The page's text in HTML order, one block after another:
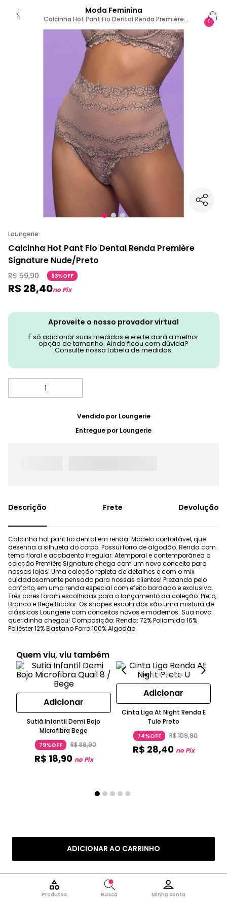
Moda Feminina
Calcinha Hot Pant Fio Dental Renda Première
0
Produtos Busca Minha conta
Loungerie
Calcinha Hot Pant Fio Dental Renda Première
Signature Nude/Preto
R$ 59,90 53%OFF
R$ 28,40no Pix
Aproveite o nosso provador virtual
É só adicionar suas medidas e ele te dará a melhor
opção de tamanho. Ainda ficou com dúvida?
Consulte nossa tabela de medidas.
ADICIONAR AO CARRINHO
Vendido por Loungerie
Entregue por Loungerie
Frete Devolução
Calcinha hot pant fio dental em renda. Modelo confortável, que
desenha a silhueta do corpo. Possui forro de algodão. Renda com
tema floral e acabaento irregular. Atemporal e contemporânea a
coleção Première Signature chega com um novo conceito para
nossas lojas. Uma coleção repleta de detalhes e com o mix
cuidadosamente pensado para nossas clientes! Prezando pelo
conforto, em uma renda especial com efeito bordado e exclusiva.
Três cores foram escolhidas para o lançamento da coleção: Preto,
Branco e Bege Bicolor. Os shapes escolhidos são uma mistura de
clássicos Loungerie com conceitos novos e modernos. Sua nova
queridinha chegou! Composição: Renda: 72% Poliamida 16%
Poliéster 12% Elastano Forro:100% Algodão
Quem viu, viu também
Adicionar
Sutiã Infantil Demi Bojo
Microfibra Bege
79%OFF R$89,90
R$ 18,90 no Pix
Adicionar
Cinta Liga At Night Renda E
Tule Preto
74%OFF R$109,90
R$ 28,40 no Pix